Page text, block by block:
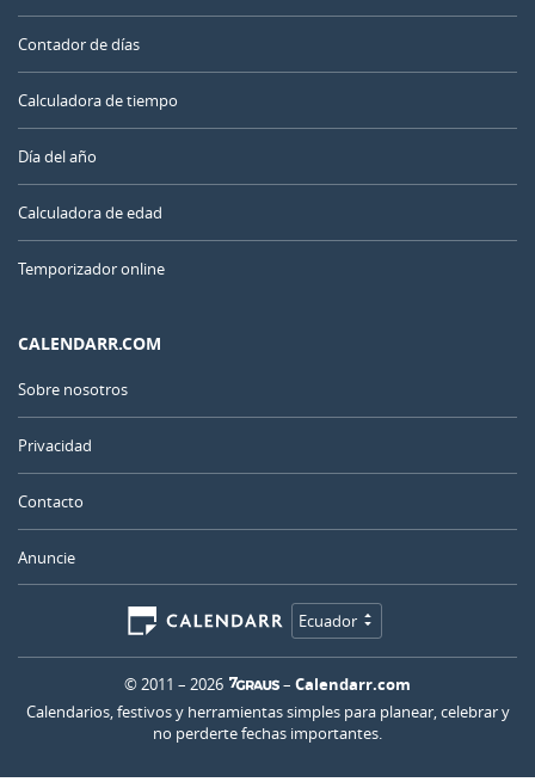
Contador de días
Calculadora de tiempo
Día del año
Calculadora de edad
Temporizador online
CALENDARR.COM
Sobre nosotros
Privacidad
Contacto
Anuncie
Ecuador
© 2011 – 2026 – Calendarr.com
Calendarios, festivos y herramientas simples para planear, celebrar y
no perderte fechas importantes.